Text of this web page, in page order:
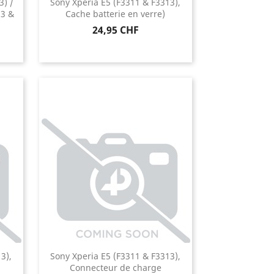
&
Cache batterie en verre)
Prix
24,95 CHF
Sony Xperia E5 (F3311 & F3313),
Connecteur de charge